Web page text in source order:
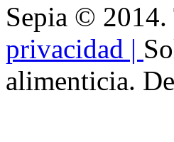
Sepia © 2014.
privacidad |
alimenticia.